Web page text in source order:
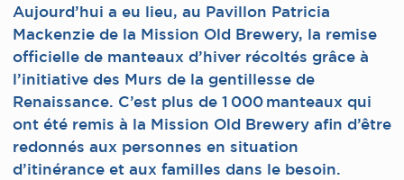
Aujourd’hui a eu lieu, au Pavillon Patricia
Mackenzie de la Mission Old Brewery, la remise
officielle de manteaux d’hiver récoltés grâce à
l’initiative des Murs de la gentillesse de
Renaissance. C’est plus de 1 000 manteaux qui
ont été remis à la Mission Old Brewery afin d’être
redonnés aux personnes en situation
d’itinérance et aux familles dans le besoin.